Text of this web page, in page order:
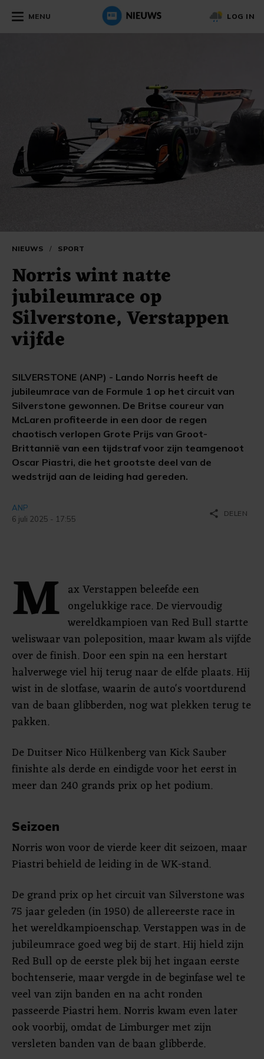
MENU LOG IN
NIEUWS / SPORT
Norris wint natte
jubileumrace op
Silverstone, Verstappen
vijfde
SILVERSTONE (ANP) - Lando Norris heeft de
jubileumrace van de Formule 1 op het circuit van
Silverstone gewonnen. De Britse coureur van
McLaren profiteerde in een door de regen
chaotisch verlopen Grote Prijs van Groot-
Brittannië van een tijdstraf voor zijn teamgenoot
Oscar Piastri, die het grootste deel van de
wedstrijd aan de leiding had gereden.
ANP
6 juli 2025 - 17:55
share DELEN
M ax Verstappen beleefde een
ongelukkige race. De viervoudig
wereldkampioen van Red Bull startte
weliswaar van poleposition, maar kwam als vijfde
over de finish. Door een spin na een herstart
halverwege viel hij terug naar de elfde plaats. Hij
wist in de slotfase, waarin de auto's voortdurend
van de baan glibberden, nog wat plekken terug te
pakken.
De Duitser Nico Hülkenberg van Kick Sauber
finishte als derde en eindigde voor het eerst in
meer dan 240 grands prix op het podium.
Seizoen
Norris won voor de vierde keer dit seizoen, maar
Piastri behield de leiding in de WK-stand.
De grand prix op het circuit van Silverstone was
75 jaar geleden (in 1950) de allereerste race in
het wereldkampioenschap. Verstappen was in de
jubileumrace goed weg bij de start. Hij hield zijn
Red Bull op de eerste plek bij het ingaan eerste
bochtenserie, maar vergde in de beginfase wel te
veel van zijn banden en na acht ronden
passeerde Piastri hem. Norris kwam even later
ook voorbij, omdat de Limburger met zijn
versleten banden van de baan glibberde.